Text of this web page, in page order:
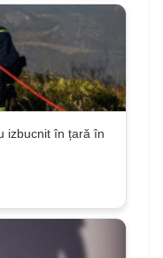
izbucnit în țară în